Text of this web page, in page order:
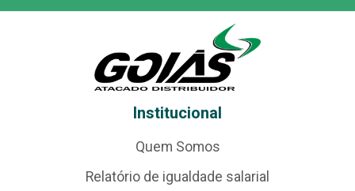
Institucional
Quem Somos
Relatório de igualdade salarial